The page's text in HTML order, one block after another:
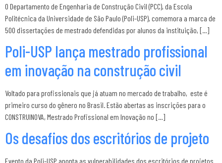
O Departamento de Engenharia de Construção Civil (PCC), da Escola
Politécnica da Universidade de São Paulo (Poli-USP), comemora a marca de
500 dissertações de mestrado defendidas por alunos da instituição, […]
Poli-USP lança mestrado profissional
em inovação na construção civil
Voltado para profissionais que já atuam no mercado de trabalho, este é
primeiro curso do gênero no Brasil. Estão abertas as inscrições para o
CONSTRUINOVA, Mestrado Profissional em Inovação no […]
Os desafios dos escritórios de projeto
Evento da Poli-USP aponta as vulnerabilidades dos escritórios de projetos